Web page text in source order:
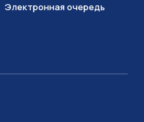
Электронная очередь